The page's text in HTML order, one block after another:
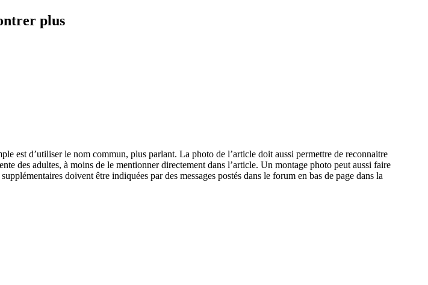
plus
est d’utiliser le nom commun, plus parlant. La photo de l’article doit aussi permettre de reconnaitre
des adultes, à moins de le mentionner directement dans l’article. Un montage photo peut aussi faire
doivent être indiquées par des messages postés dans le forum en bas de page dans la